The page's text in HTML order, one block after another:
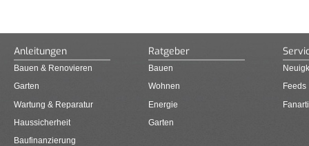
Anleitungen
Bauen & Renovieren
Garten
Wartung & Reparatur
Haussicherheit
Baufinanzierung
Ratgeber
Bauen
Wohnen
Energie
Garten
Feeds